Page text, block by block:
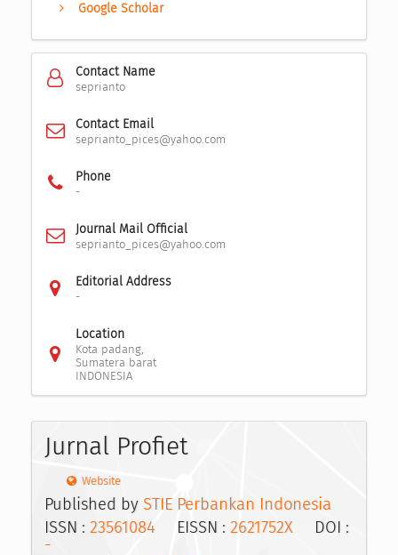
Google Scholar
Contact Name
seprianto
Contact Email
seprianto_pices@yahoo.com
Phone
-
Journal Mail Official
seprianto_pices@yahoo.com
Editorial Address
-
Location
Kota padang,
Sumatera barat
INDONESIA
Jurnal Profiet
Website
Published by STIE Perbankan Indonesia
ISSN : 23561084EISSN : 2621752XDOI :
-